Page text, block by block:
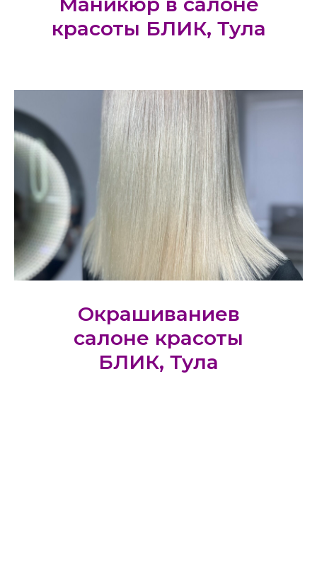
красоты БЛИК, Тула
Окрашиваниев
салоне красоты
БЛИК, Тула